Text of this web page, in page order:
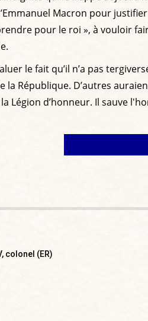
Macron pour
pour le roi », à vouloir
le fait qu’il n’a pas
la République. D’autres
Légion d’honneur. Il sauve
colonel (ER)